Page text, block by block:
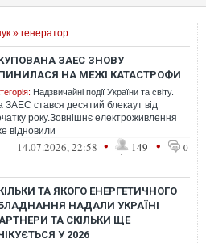
» генератор
ЗАЕС ЗНОВУ
НА МЕЖІ КАТАСТРОФИ
Надзвичайні події України та світу.
ЗАЕС стався десятий блекаут від
року.Зовнішнє електроживлення
відновили
14.07.2026, 22:58 • 149 • 0
ТА ЯКОГО ЕНЕРГЕТИЧНОГО
НАДАЛИ УКРАЇНІ
ТА СКІЛЬКИ ЩЕ
У 2026